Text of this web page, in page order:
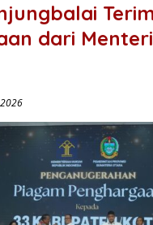
dari